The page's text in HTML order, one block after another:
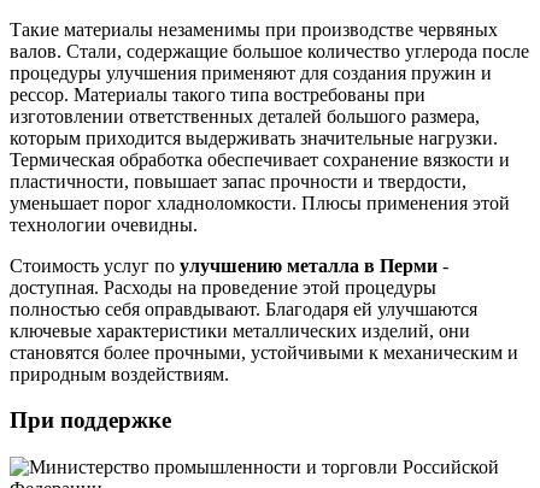
Такие материалы незаменимы при производстве червяных
валов. Стали, содержащие большое количество углерода после
процедуры улучшения применяют для создания пружин и
рессор. Материалы такого типа востребованы при
изготовлении ответственных деталей большого размера,
которым приходится выдерживать значительные нагрузки.
Термическая обработка обеспечивает сохранение вязкости и
пластичности, повышает запас прочности и твердости,
уменьшает порог хладноломкости. Плюсы применения этой
технологии очевидны.
Стоимость услуг по улучшению металла в Перми -
доступная. Расходы на проведение этой процедуры
полностью себя оправдывают. Благодаря ей улучшаются
ключевые характеристики металлических изделий, они
становятся более прочными, устойчивыми к механическим и
природным воздействиям.
При поддержке